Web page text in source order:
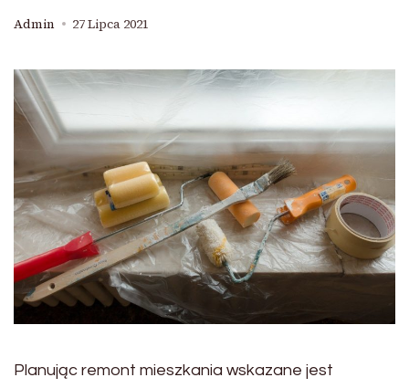
Admin 27 Lipca 2021
Planując remont mieszkania wskazane jest